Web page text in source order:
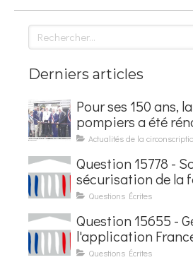
Rechercher
Derniers articles
Pour ses 150 ans,
pompiers a été
baptisée au nom
Actualités de la
Question 15778 -
sécurisation de la
électronique
Questions Écrites
Question 15655 -
l'application
les contrôles du
Questions Écrites